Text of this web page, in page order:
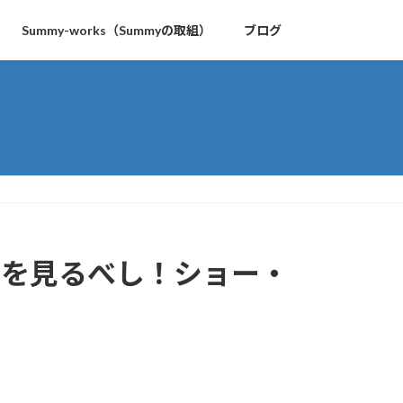
Summy-works（Summyの取組） ブログ
見るべし！ショー・